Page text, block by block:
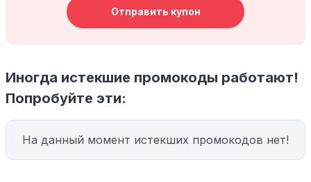
Отправить купон
Иногда истекшие промокоды работают!
Попробуйте эти:
На данный момент истекших промокодов нет!